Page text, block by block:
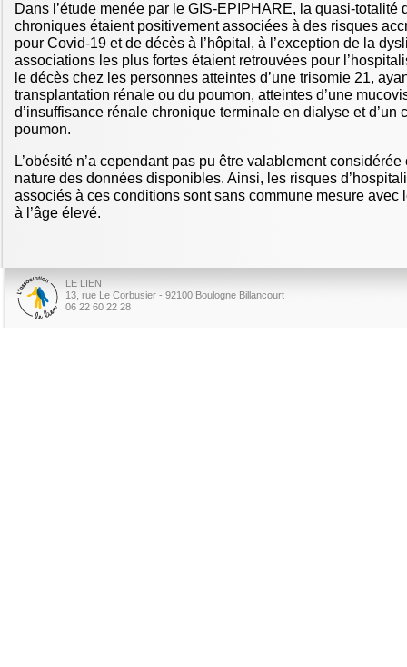
Dans l’étude menée par le GIS-EPIPHARE, la quasi-totalité
chroniques étaient positivement associées à des risques
pour Covid-19 et de décès à l’hôpital, à l’exception de la
associations les plus fortes étaient retrouvées pour
le décès chez les personnes atteintes d’une trisomie 21,
transplantation rénale ou du poumon, atteintes d’une
d’insuffisance rénale chronique terminale en dialyse et d’un
poumon.
L’obésité n’a cependant pas pu être valablement
nature des données disponibles. Ainsi, les risques
associés à ces conditions sont sans commune mesure avec
à l’âge élevé.
LE LIEN
13, rue Le Corbusier - 92100 Boulogne Billancourt
06 22 60 22 28